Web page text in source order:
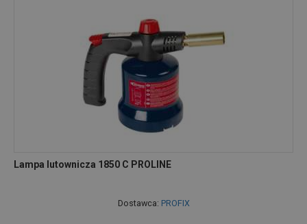
Lampa lutownicza 1850 C PROLINE
Dostawca: PROFIX